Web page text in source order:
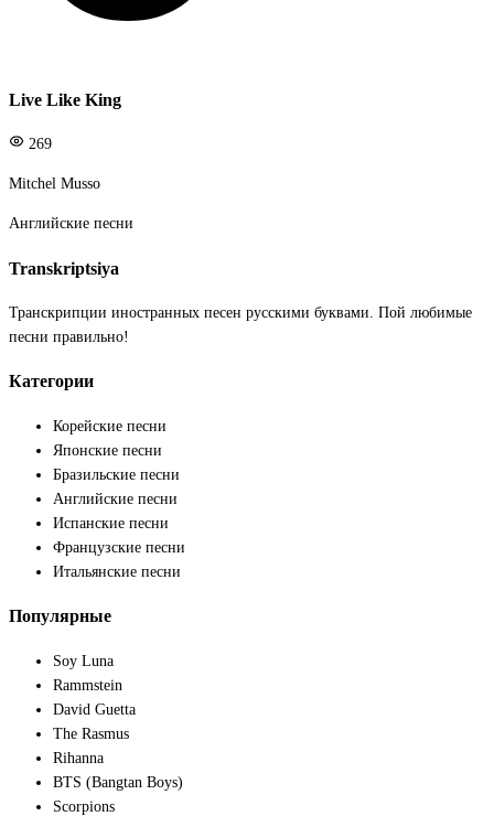
Live Like King
269
Mitchel Musso
Английские песни
Transkriptsiya
Транскрипции иностранных песен русскими буквами. Пой любимые
песни правильно!
Категории
Корейские песни
Японские песни
Бразильские песни
Английские песни
Испанские песни
Французские песни
Итальянские песни
Популярные
Soy Luna
Rammstein
David Guetta
The Rasmus
Rihanna
BTS (Bangtan Boys)
Scorpions